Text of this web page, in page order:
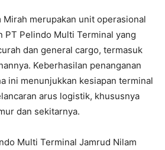
Mirah merupakan unit operasional
PT Pelindo Multi Terminal yang
dan general cargo, termasuk
Keberhasilan penanganan
ini menunjukkan kesiapan terminal
arus logistik, khususnya
dan sekitarnya.
Multi Terminal Jamrud Nilam